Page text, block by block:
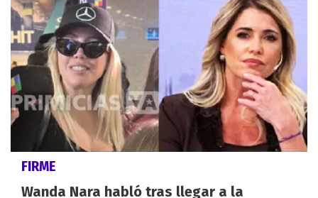
FIRME
Wanda Nara habló tras llegar a la